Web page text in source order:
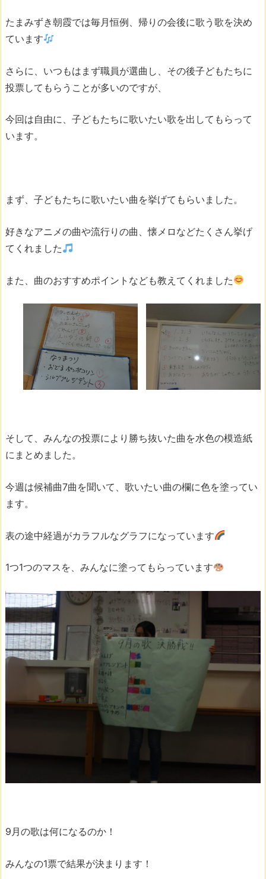
たまみずき朝霞では毎月恒例、帰りの会後に歌う歌を決め
ています
さらに、いつもはまず職員が選曲し、その後子どもたちに
投票してもらうことが多いのですが、
今回は自由に、子どもたちに歌いたい歌を出してもらって
います。
まず、子どもたちに歌いたい曲を挙げてもらいました。
好きなアニメの曲や流行りの曲、懐メロなどたくさん挙げ
てくれました
また、曲のおすすめポイントなども教えてくれました
そして、みんなの投票により勝ち抜いた曲を水色の模造紙
にまとめました。
今週は候補曲7曲を聞いて、歌いたい曲の欄に色を塗ってい
ます。
表の途中経過がカラフルなグラフになっています
1つ1つのマスを、みんなに塗ってもらっています
9月の歌は何になるのか！
みんなの1票で結果が決まります！